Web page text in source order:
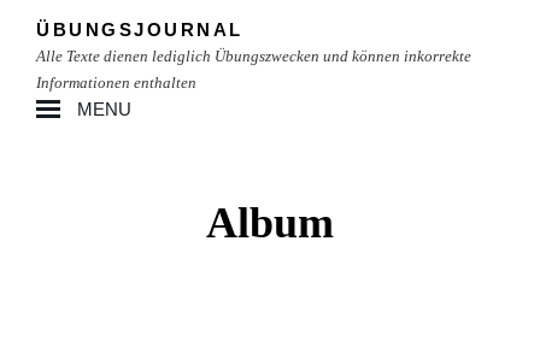
content
ÜBUNGSJOURNAL
Alle Texte dienen lediglich Übungszwecken und können inkorrekte
Informationen enthalten
MENU
Album